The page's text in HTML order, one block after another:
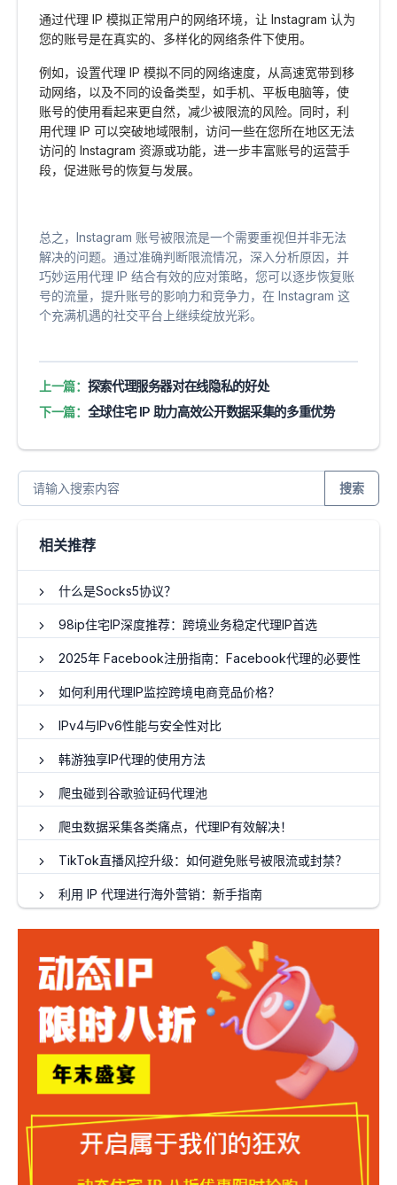
通过代理 IP 模拟正常用户的网络环境，让 Instagram 认为
您的账号是在真实的、多样化的网络条件下使用。
例如，设置代理 IP 模拟不同的网络速度，从高速宽带到移
动网络，以及不同的设备类型，如手机、平板电脑等，使
账号的使用看起来更自然，减少被限流的风险。同时，利
用代理 IP 可以突破地域限制，访问一些在您所在地区无法
访问的 Instagram 资源或功能，进一步丰富账号的运营手
段，促进账号的恢复与发展。
总之，Instagram 账号被限流是一个需要重视但并非无法
解决的问题。通过准确判断限流情况，深入分析原因，并
巧妙运用代理 IP 结合有效的应对策略，您可以逐步恢复账
号的流量，提升账号的影响力和竞争力，在 Instagram 这
个充满机遇的社交平台上继续绽放光彩。
上一篇： 探索代理服务器对在线隐私的好处
下一篇： 全球住宅 IP 助力高效公开数据采集的多重优势
搜索
相关推荐
什么是Socks5协议？
98ip住宅IP深度推荐：跨境业务稳定代理IP首选
2025年 Facebook注册指南：Facebook代理的必要性
如何利用代理IP监控跨境电商竞品价格？
IPv4与IPv6性能与安全性对比
韩游独享IP代理的使用方法
爬虫碰到谷歌验证码代理池
爬虫数据采集各类痛点，代理IP有效解决！
TikTok直播风控升级：如何避免账号被限流或封禁？
利用 IP 代理进行海外营销：新手指南